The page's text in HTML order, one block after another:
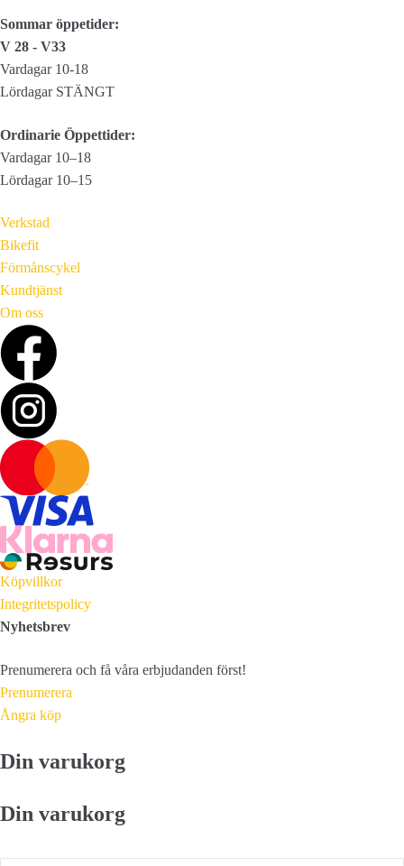
Sommar öppetider:
V 28 - V33
Vardagar 10-18
Lördagar STÄNGT
Ordinarie Öppettider:
Vardagar 10–18
Lördagar 10–15
Verkstad
Bikefit
Förmånscykel
Kundtjänst
Om oss
Köpvillkor
Integritetspolicy
Nyhetsbrev
Prenumerera och få våra erbjudanden först!
Prenumerera
Ångra köp
Din varukorg
Din varukorg